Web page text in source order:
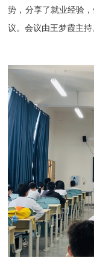
势，分享了就业经验
议 。会议由王梦霞主持